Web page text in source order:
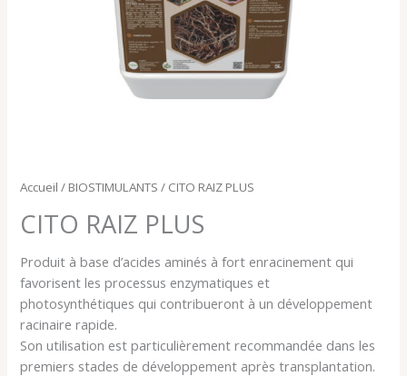
Accueil / BIOSTIMULANTS / CITO RAIZ PLUS
CITO RAIZ PLUS
Produit à base d’acides aminés à fort enracinement qui
favorisent les processus enzymatiques et
photosynthétiques qui contribueront à un développement
racinaire rapide.
Son utilisation est particulièrement recommandée dans les
premiers stades de développement après transplantation.